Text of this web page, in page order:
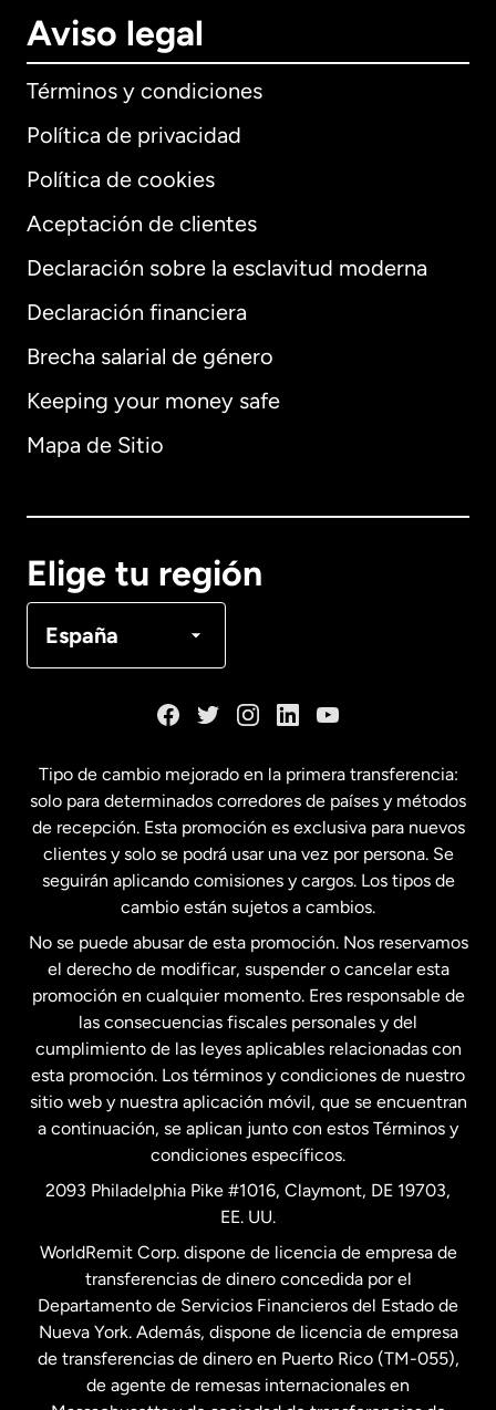
Aviso legal
Términos y condiciones
Política de privacidad
Política de cookies
Aceptación de clientes
Declaración sobre la esclavitud moderna
Declaración financiera
Brecha salarial de género
Keeping your money safe
Mapa de Sitio
Elige tu región
España
Internacional English
Alemania
Français
Estados Unidos English
Estados Unidos Español
Francia
Malasia
Nueva Zelanda
Países Bajos
Suecia
Tipo de cambio mejorado en la primera transferencia:
solo para determinados corredores de países y métodos
de recepción. Esta promoción es exclusiva para nuevos
clientes y solo se podrá usar una vez por persona. Se
seguirán aplicando comisiones y cargos. Los tipos de
cambio están sujetos a cambios.
No se puede abusar de esta promoción. Nos reservamos
el derecho de modificar, suspender o cancelar esta
promoción en cualquier momento. Eres responsable de
las consecuencias fiscales personales y del
cumplimiento de las leyes aplicables relacionadas con
esta promoción. Los términos y condiciones de nuestro
sitio web y nuestra aplicación móvil, que se encuentran
a continuación, se aplican junto con estos Términos y
condiciones específicos.
2093 Philadelphia Pike #1016, Claymont, DE 19703,
EE. UU.
WorldRemit Corp. dispone de licencia de empresa de
transferencias de dinero concedida por el
Departamento de Servicios Financieros del Estado de
Nueva York. Además, dispone de licencia de empresa
de transferencias de dinero en Puerto Rico (TM-055),
de agente de remesas internacionales en